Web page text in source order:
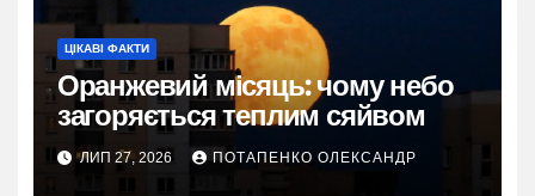
ЦІКАВІ ФАКТИ
Оранжевий місяць: чому небо
загоряється теплим сяйвом
ЛИП 27, 2026 ПОТАПЕНКО ОЛЕКСАНДР